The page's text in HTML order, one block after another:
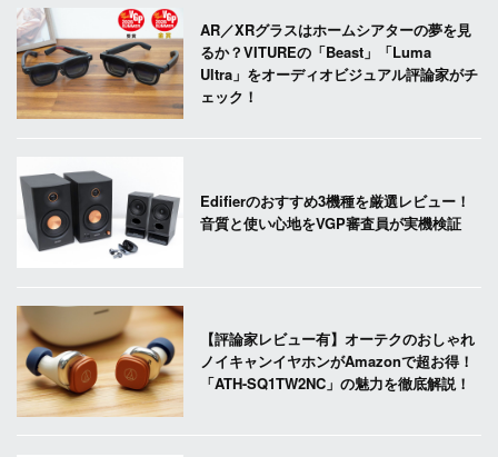
AR／XRグラスはホームシアターの夢を見
るか？VITUREの「Beast」「Luma
Ultra」をオーディオビジュアル評論家がチ
ェック！
Edifierのおすすめ3機種を厳選レビュー！
音質と使い心地をVGP審査員が実機検証
【評論家レビュー有】オーテクのおしゃれ
ノイキャンイヤホンがAmazonで超お得！
「ATH-SQ1TW2NC」の魅力を徹底解説！